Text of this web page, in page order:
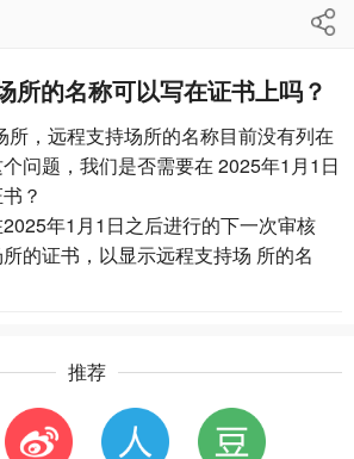
所的名称可以写在证书上吗？
所，远程支持场所的名称目前没有列在
问题，我们是否需要在 2025年1月1日
？
年1月1日之后进行的下一次审核
的证书，以显示远程支持场 所的名
推荐